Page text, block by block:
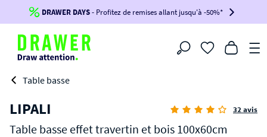
DERNIERS JOURS- Jusqu'à-100€*sur votre commande !
BIKINI100
-voir conditions en bas de page-
DRAWER DAYS- Profitez de remises allant jusqu'à -50%*
Filtrer
Table basse
LIPALI
Table basse effet travertin et bois 100x60cm
32 avis